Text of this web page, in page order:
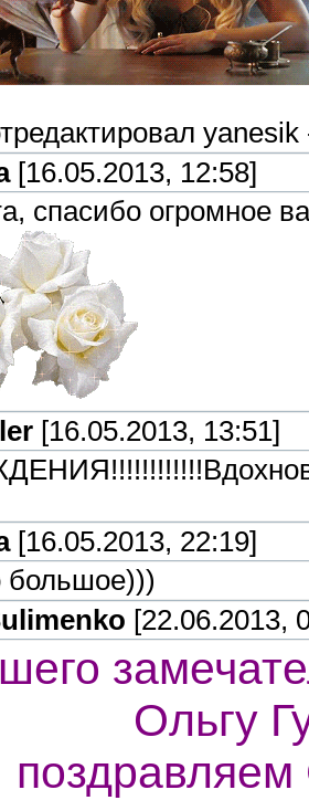
yanesik
[16.05.2013, 12:58]
спасибо огромное
[16.05.2013, 13:51]
[16.05.2013, 22:19]
большое)))
[22.06.2013,
Ольгу